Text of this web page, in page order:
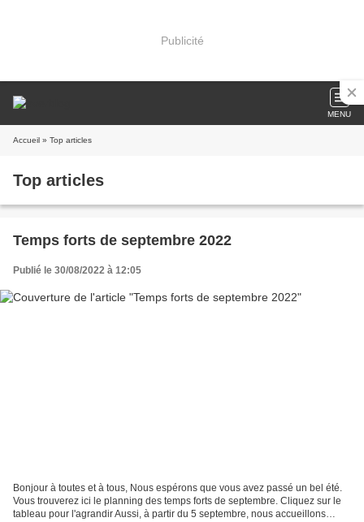
Publicité
MENU
Accueil » Top articles
Top articles
Temps forts de septembre 2022
Publié le 30/08/2022 à 12:05
Bonjour à toutes et à tous, Nous espérons que vous avez passé un bel été.
Vous trouverez ici le planning des temps forts de septembre. Cliquez sur le
tableau pour l'agrandir Aussi, à partir du 5 septembre, nous accueillons